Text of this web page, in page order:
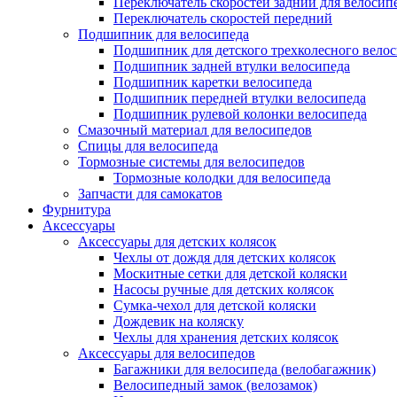
Переключатель скоростей передний
Подшипник для велосипеда
Подшипник для детского трехколесного
Подшипник задней втулки велосипеда
Подшипник каретки велосипеда
Подшипник передней втулки велосипеда
Подшипник рулевой колонки велосипеда
Смазочный материал для велосипедов
Спицы для велосипеда
Тормозные системы для велосипедов
Тормозные колодки для велосипеда
Запчасти для самокатов
Фурнитура
Аксессуары
Аксессуары для детских колясок
Чехлы от дождя для детских колясок
Москитные сетки для детской коляски
Насосы ручные для детских колясок
Сумка-чехол для детской коляски
Дождевик на коляску
Чехлы для хранения детских колясок
Аксессуары для велосипедов
Багажники для велосипеда (велобагажник)
Велосипедный замок (велозамок)